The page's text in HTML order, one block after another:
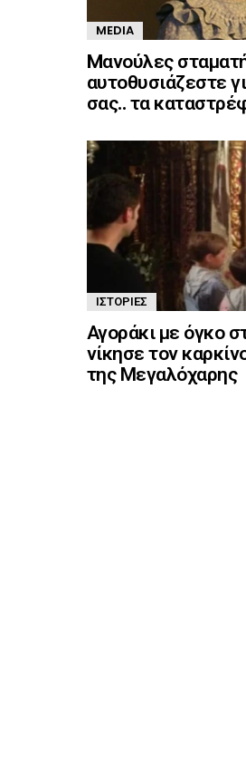
MEDIA
Mανούλες
αυτοθυσιάζεστε
σας.. τα
ΙΣΤΟΡΊΕΣ
Αγοράκι με όγκο
νίκησε τον
της Μεγαλόχαρης